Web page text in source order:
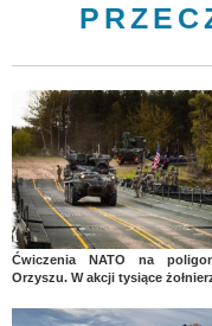
Ćwiczenia NATO na
Orzyszu. W akcji tysiące